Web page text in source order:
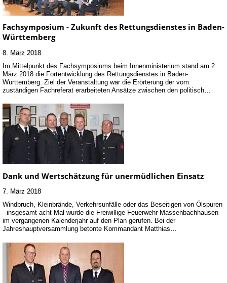
Fachsymposium - Zukunft des Rettungsdienstes in Baden-
Württemberg
8. März 2018
Im Mittelpunkt des Fachsymposiums beim Innenministerium stand am 2.
März 2018 die Fortentwicklung des Rettungsdienstes in Baden-
Württemberg. Ziel der Veranstaltung war die Erörterung der vom
zuständigen Fachreferat erarbeiteten Ansätze zwischen den politisch…
Dank und Wertschätzung für unermüdlichen Einsatz
7. März 2018
Windbruch, Kleinbrände, Verkehrsunfälle oder das Beseitigen von Ölspuren
- insgesamt acht Mal wurde die Freiwillige Feuerwehr Massenbachhausen
im vergangenen Kalenderjahr auf den Plan gerufen. Bei der
Jahreshauptversammlung betonte Kommandant Matthias…